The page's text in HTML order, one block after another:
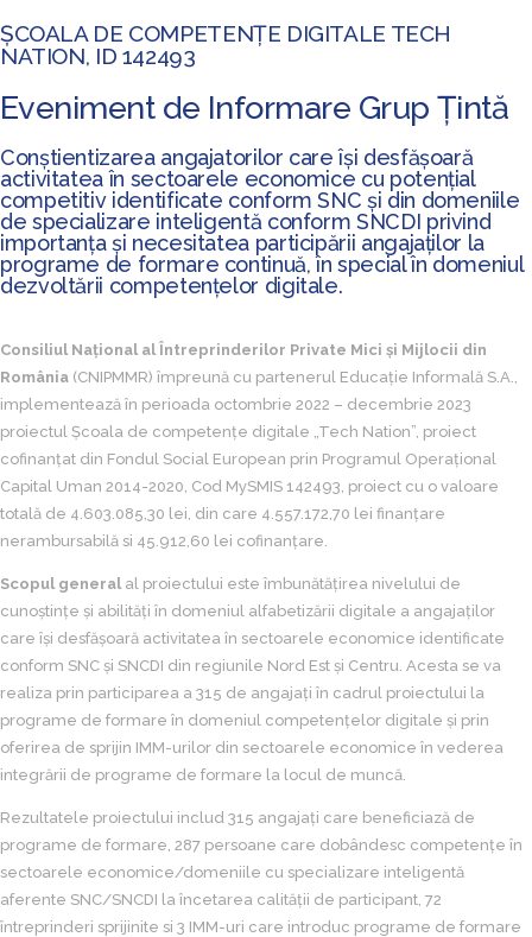
ȘCOALA DE COMPETENȚE DIGITALE TECH
NATION, ID 142493
Eveniment de Informare Grup Țintă
Conștientizarea angajatorilor care își desfășoară
activitatea în sectoarele economice cu potențial
competitiv identificate conform SNC și din domeniile
de specializare inteligentă conform SNCDI privind
importanța și necesitatea participării angajaților la
programe de formare continuă, în special în domeniul
dezvoltării competențelor digitale.
Consiliul Național al Întreprinderilor Private Mici și Mijlocii din
România (CNIPMMR) împreună cu partenerul Educație Informală S.A.,
implementează în perioada octombrie 2022 – decembrie 2023
proiectul Școala de competențe digitale „Tech Nation”, proiect
cofinanțat din Fondul Social European prin Programul Operațional
Capital Uman 2014-2020, Cod MySMIS 142493, proiect cu o valoare
totală de 4.603.085,30 lei, din care 4.557.172,70 lei finanțare
nerambursabilă si 45.912,60 lei cofinanțare.
Scopul generalal proiectului este îmbunătățirea nivelului de
cunoștințe și abilități în domeniul alfabetizării digitale a angajaților
care își desfășoară activitatea în sectoarele economice identificate
conform SNC și SNCDI din regiunile Nord Est și Centru. Acesta se va
realiza prin participarea a 315 de angajați în cadrul proiectului la
programe de formare în domeniul competențelor digitale și prin
oferirea de sprijin IMM-urilor din sectoarele economice în vederea
integrării de programe de formare la locul de muncă.
Rezultatele proiectului includ 315 angajați care beneficiază de
programe de formare, 287 persoane care dobândesc competențe în
sectoarele economice/domeniile cu specializare inteligentă
aferente SNC/SNCDI la încetarea calității de participant, 72
întreprinderi sprijinite si 3 IMM-uri care introduc programe de formare